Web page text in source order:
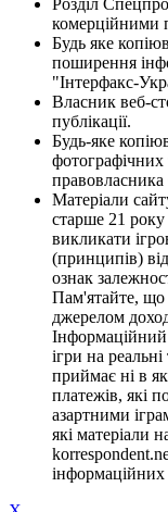
Розділ
комерційними
Будь яке
поширення
"Інтерфакс-
Власник веб-
публікації.
Будь-яке
фотографічних
правовласника
Матеріали
старше 21
викликати
(принципів)
ознак
Пам'ятайте, що
джерелом
ігри на
приймає ні в
платежів, які
азартними
які матеріали
інформаційних